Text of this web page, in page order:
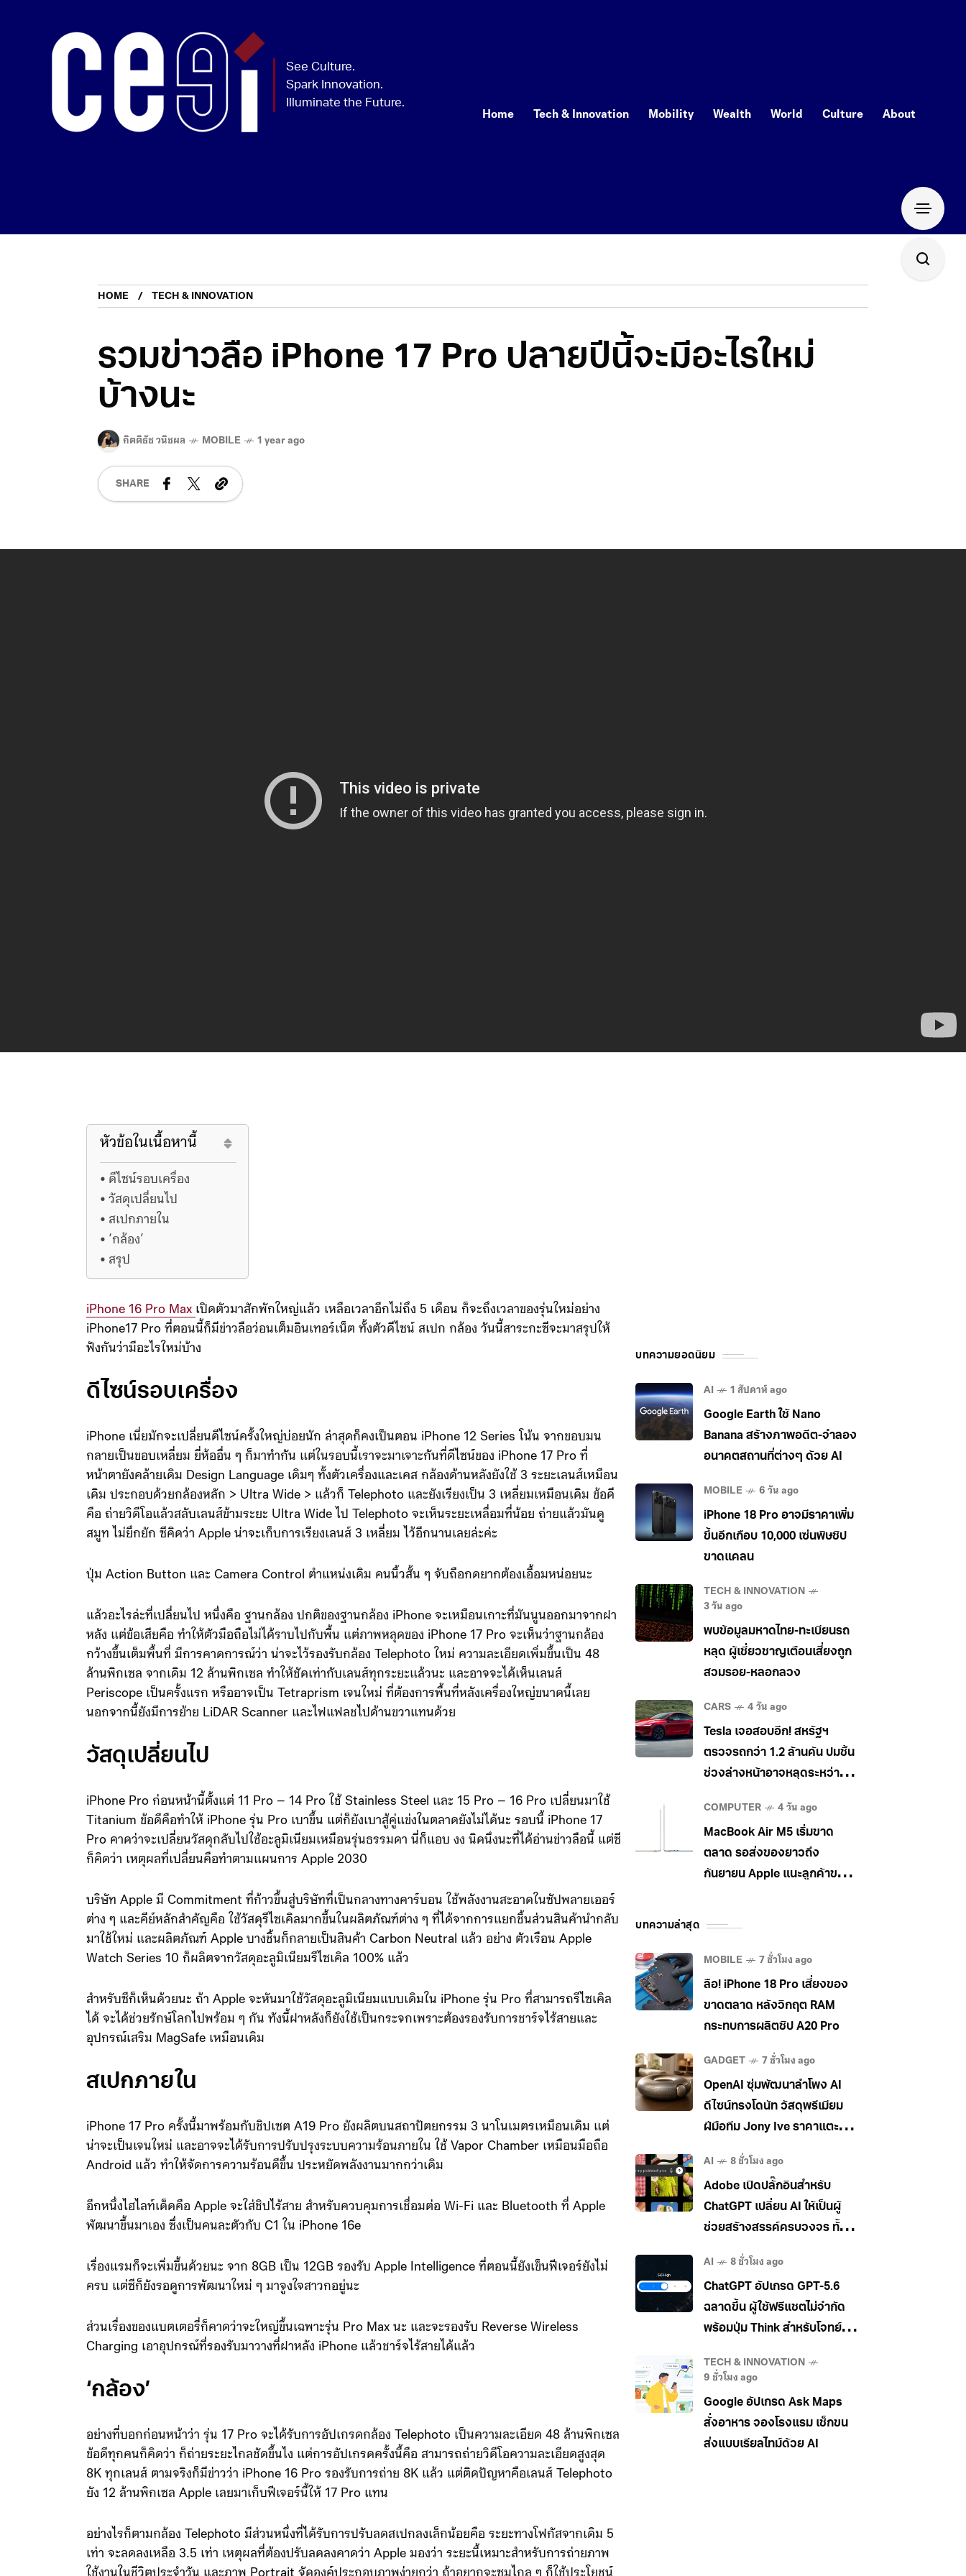
Home Tech & Innovation Mobility Wealth World Culture About
HOME TECH & INNOVATION
รวมข่าวลือ iPhone 17 Pro ปลายปีนี้จะมีอะไรใหม่
บ้างนะ
กิตติธัช วนิชผล MOBILE 1 year ago
SHARE
หัวข้อในเนื้อหานี้
ดีไซน์รอบเครื่อง
วัสดุเปลี่ยนไป
สเปกภายใน
‘กล้อง’
สรุป
iPhone 16 Pro Max เปิดตัวมาสักพักใหญ่แล้ว เหลือเวลาอีกไม่ถึง 5 เดือน ก็จะถึงเวลาของรุ่นใหม่อย่าง
iPhone17 Pro ที่ตอนนี้ก็มีข่าวลือว่อนเต็มอินเทอร์เน็ต ทั้งตัวดีไซน์ สเปก กล้อง วันนี้สาระกะซีจะมาสรุปให้
ฟังกันว่ามีอะไรใหม่บ้าง
ดีไซน์รอบเครื่อง
iPhone เนี่ยมักจะเปลี่ยนดีไซน์ครั้งใหญ่บ่อยนัก ล่าสุดก็คงเป็นตอน iPhone 12 Series โน้น จากขอบมน
กลายเป็นขอบเหลี่ยม ยี่ห้ออื่น ๆ ก็มาทำกัน แต่ในรอบนี้เราจะมาเจาะกันที่ดีไซน์ของ iPhone 17 Pro ที่
หน้าตายังคล้ายเดิม Design Language เดิมๆ ทั้งตัวเครื่องและเคส กล้องด้านหลังยังใช้ 3 ระยะเลนส์เหมือน
เดิม ประกอบด้วยกล้องหลัก > Ultra Wide > แล้วก็ Telephoto และยังเรียงเป็น 3 เหลี่ยมเหมือนเดิม ข้อดี
คือ ถ่ายวิดีโอแล้วสลับเลนส์ข้ามระยะ Ultra Wide ไป Telephoto จะเห็นระยะเหลื่อมที่น้อย ถ่ายแล้วมันดู
สมูท ไม่ยึกยัก ซีคิดว่า Apple น่าจะเก็บการเรียงเลนส์ 3 เหลี่ยม ไว้อีกนานเลยล่ะค่ะ
ปุ่ม Action Button และ Camera Control ตำแหน่งเดิม คนนิ้วสั้น ๆ จับถือกดยากต้องเอื้อมหน่อยนะ
แล้วอะไรล่ะที่เปลี่ยนไป หนึ่งคือ ฐานกล้อง ปกติของฐานกล้อง iPhone จะเหมือนเกาะที่มันนูนออกมาจากฝา
หลัง แต่ข้อเสียคือ ทำให้ตัวมือถือไม่ได้ราบไปกับพื้น แต่ภาพหลุดของ iPhone 17 Pro จะเห็นว่าฐานกล้อง
กว้างขึ้นเต็มพื้นที่ มีการคาดการณ์ว่า น่าจะไว้รองรับกล้อง Telephoto ใหม่ ความละเอียดเพิ่มขึ้นเป็น 48
ล้านพิกเซล จากเดิม 12 ล้านพิกเซล ทำให้ชัดเท่ากับเลนส์ทุกระยะแล้วนะ และอาจจะได้เห็นเลนส์
Periscope เป็นครั้งแรก หรืออาจเป็น Tetraprism เจนใหม่ ที่ต้องการพื้นที่หลังเครื่องใหญ่ขนาดนี้เลย
นอกจากนี้ยังมีการย้าย LiDAR Scanner และไฟแฟลชไปด้านขวาแทนด้วย
วัสดุเปลี่ยนไป
iPhone Pro ก่อนหน้านี้ตั้งแต่ 11 Pro – 14 Pro ใช้ Stainless Steel และ 15 Pro – 16 Pro เปลี่ยนมาใช้
Titanium ข้อดีคือทำให้ iPhone รุ่น Pro เบาขึ้น แต่ก็ยังเบาสู้คู่แข่งในตลาดยังไม่ได้นะ รอบนี้ iPhone 17
Pro คาดว่าจะเปลี่ยนวัสดุกลับไปใช้อะลูมิเนียมเหมือนรุ่นธรรมดา นี่ก็แอบ งง นิดนึงนะที่ได้อ่านข่าวลือนี้ แต่ซี
ก็คิดว่า เหตุผลที่เปลี่ยนคือทำตามแผนการ Apple 2030
บริษัท Apple มี Commitment ที่ก้าวขึ้นสู่บริษัทที่เป็นกลางทางคาร์บอน ใช้พลังงานสะอาดในซัปพลายเออร์
ต่าง ๆ และคีย์หลักสำคัญคือ ใช้วัสดุรีไซเคิลมากขึ้นในผลิตภัณฑ์ต่าง ๆ ที่ได้จากการแยกชิ้นส่วนสินค้านำกลับ
มาใช้ใหม่ และผลิตภัณฑ์ Apple บางชิ้นก็กลายเป็นสินค้า Carbon Neutral แล้ว อย่าง ตัวเรือน Apple
Watch Series 10 ก็ผลิตจากวัสดุอะลูมิเนียมรีไซเคิล 100% แล้ว
สำหรับซีก็เห็นด้วยนะ ถ้า Apple จะหันมาใช้วัสดุอะลูมิเนียมแบบเดิมใน iPhone รุ่น Pro ที่สามารถรีไซเคิล
ได้ จะได้ช่วยรักษ์โลกไปพร้อม ๆ กัน ทังนี้ฝาหลังก็ยังใช้เป็นกระจกเพราะต้องรองรับการชาร์จไร้สายและ
อุปกรณ์เสริม MagSafe เหมือนเดิม
สเปกภายใน
iPhone 17 Pro ครั้งนี้มาพร้อมกับชิปเซต A19 Pro ยังผลิตบนสถาปัตยกรรม 3 นาโนเมตรเหมือนเดิม แต่
น่าจะเป็นเจนใหม่ และอาจจะได้รับการปรับปรุงระบบความร้อนภายใน ใช้ Vapor Chamber เหมือนมือถือ
Android แล้ว ทำให้จัดการความร้อนดีขึ้น ประหยัดพลังงานมากกว่าเดิม
อีกหนึ่งไฮไลท์เด็ดคือ Apple จะใส่ชิปไร้สาย สำหรับควบคุมการเชื่อมต่อ Wi-Fi และ Bluetooth ที่ Apple
พัฒนาขึ้นมาเอง ซึ่งเป็นคนละตัวกับ C1 ใน iPhone 16e
เรื่องแรมก็จะเพิ่มขึ้นด้วยนะ จาก 8GB เป็น 12GB รองรับ Apple Intelligence ที่ตอนนี้ยังเข็นฟีเจอร์ยังไม่
ครบ แต่ซีก็ยังรอดูการพัฒนาใหม่ ๆ มาจูงใจสาวกอยู่นะ
ส่วนเรื่องของแบตเตอรี่ก็คาดว่าจะใหญ่ขึ้นเฉพาะรุ่น Pro Max นะ และจะรองรับ Reverse Wireless
Charging เอาอุปกรณ์ที่รองรับมาวางที่ฝาหลัง iPhone แล้วชาร์จไร้สายได้แล้ว
‘กล้อง’
อย่างที่บอกก่อนหน้าว่า รุ่น 17 Pro จะได้รับการอัปเกรดกล้อง Telephoto เป็นความละเอียด 48 ล้านพิกเซล
ข้อดีทุกคนก็คิดว่า ก็ถ่ายระยะไกลชัดขึ้นไง แต่การอัปเกรดครั้งนี้คือ สามารถถ่ายวิดีโอความละเอียดสูงสุด
8K ทุกเลนส์ ตามจริงก็มีข่าวว่า iPhone 16 Pro รองรับการถ่าย 8K แล้ว แต่ติดปัญหาคือเลนส์ Telephoto
ยัง 12 ล้านพิกเซล Apple เลยมาเก็บฟีเจอร์นี้ให้ 17 Pro แทน
อย่างไรก็ตามกล้อง Telephoto มีส่วนหนึ่งที่ได้รับการปรับลดสเปกลงเล็กน้อยคือ ระยะทางโฟกัสจากเดิม 5
เท่า จะลดลงเหลือ 3.5 เท่า เหตุผลที่ต้องปรับลดลงคาดว่า Apple มองว่า ระยะนี้เหมาะสำหรับการถ่ายภาพ
บทความยอดนิยม
AI 1 สัปดาห์ ago
Google Earth ใช้ Nano
Banana สร้างภาพอดีต-จำลอง
อนาคตสถานที่ต่างๆ ด้วย AI
MOBILE 6 วัน ago
iPhone 18 Pro อาจมีราคาเพิ่ม
ขึ้นอีกเกือบ 10,000 เซ่นพิษชิป
ขาดแคลน
TECH & INNOVATION
3 วัน ago
พบข้อมูลมหาดไทย-ทะเบียนรถ
หลุด ผู้เชี่ยวชาญเตือนเสี่ยงถูก
สวมรอย-หลอกลวง
CARS 4 วัน ago
Tesla เจอสอบอีก! สหรัฐฯ
ตรวจรถกว่า 1.2 ล้านคัน ปมชิ้น
ช่วงล่างหน้าอาจหลุดระหว่าง
COMPUTER 4 วัน ago
MacBook Air M5 เริ่มขาด
ตลาด รอส่งของยาวถึง
กันยายน Apple แนะลูกค้าขยับ
บทความล่าสุด
MOBILE 7 ชั่วโมง ago
ลือ! iPhone 18 Pro เสี่ยงของ
ขาดตลาด หลังวิกฤต RAM
กระทบการผลิตชิป A20 Pro
GADGET 7 ชั่วโมง ago
OpenAI ซุ่มพัฒนาลำโพง AI
ดีไซน์ทรงโดนัท วัสดุพรีเมียม
ฝีมือทีม Jony Ive ราคาแตะ
AI 8 ชั่วโมง ago
Adobe เปิดปลั๊กอินสำหรับ
ChatGPT เปลี่ยน AI ให้เป็นผู้
ช่วยสร้างสรรค์ครบวงจร ทั้ง
AI 8 ชั่วโมง ago
ChatGPT อัปเกรด GPT-5.6
ฉลาดขึ้น ผู้ใช้ฟรีแชตไม่จำกัด
พร้อมปุ่ม Think สำหรับโจทย์
TECH & INNOVATION
9 ชั่วโมง ago
Google อัปเกรด Ask Maps
สั่งอาหาร จองโรงแรม เช็กขน
ส่งแบบเรียลไทม์ด้วย AI